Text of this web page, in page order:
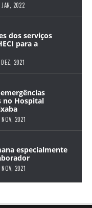
2022
dos serviços
para a
2021
no Hospital
2021
especialmente
2021